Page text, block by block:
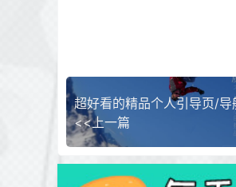
超好看的精品个人引导页/
<<上一篇